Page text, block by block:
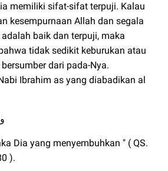
memiliki sifat-sifat terpuji. Kalau
kesempurnaan Allah dan segala
baik dan terpuji, maka
tidak sedikit keburukan atau
dari pada-Nya.
Ibrahim as yang diabadikan al
Dia yang menyembuhkan " ( QS.
).